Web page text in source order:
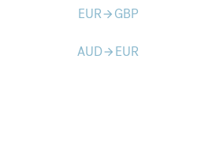
EURarrow_forward GBP
AUDarrow_forward EUR